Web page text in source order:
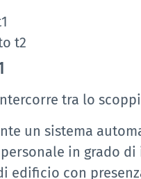
t2
tra lo
un sistema
in grado
edificio con